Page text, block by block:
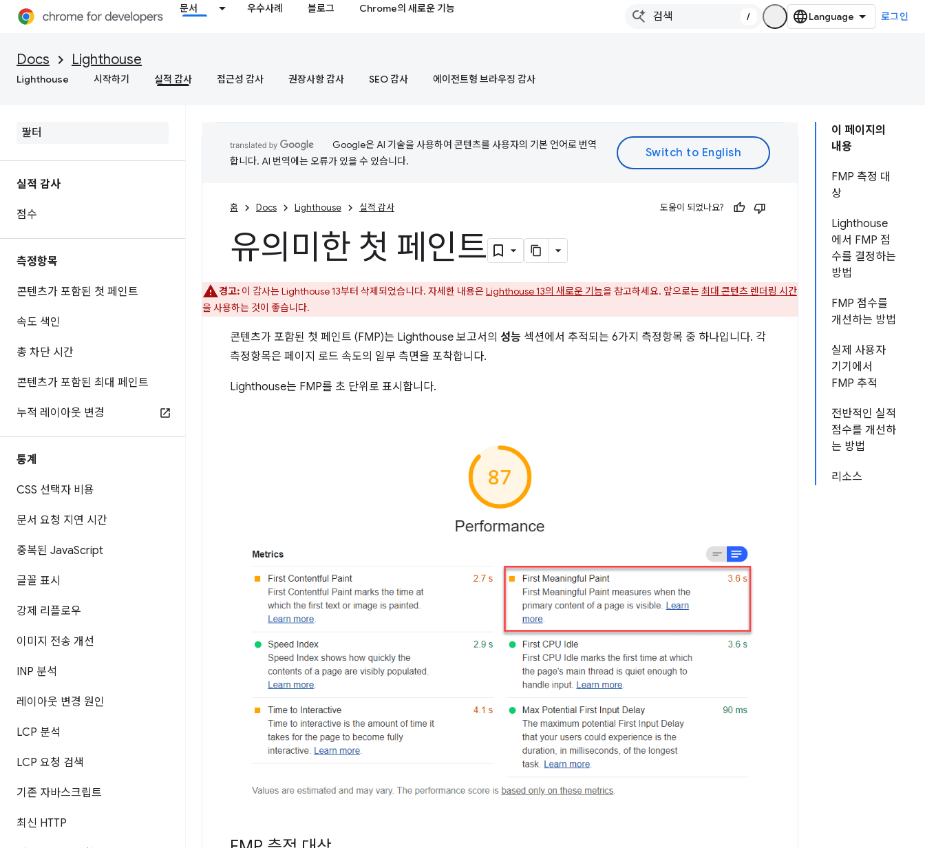
문서 우수사례 블로그 Chrome의 새로운 기능
/ 로그인
Docs Lighthouse
Lighthouse 시작하기 실적 감사 접근성 감사 권장사항 감사 SEO 감사 에이전트형 브라우징 감사
실적 감사
점수
측정항목
콘텐츠가 포함된 첫 페인트
속도 색인
총 차단 시간
콘텐츠가 포함된 최대 페인트
누적 레이아웃 변경
통계
CSS 선택자 비용
문서 요청 지연 시간
중복된 JavaScript
글꼴 표시
강제 리플로우
이미지 전송 개선
INP 분석
레이아웃 변경 원인
LCP 분석
LCP 요청 검색
기존 자바스크립트
최신 HTTP
이 페이지의
내용
FMP 측정 대
상
Lighthouse
에서 FMP 점
수를 결정하는
방법
FMP 점수를
개선하는 방법
실제 사용자
기기에서
FMP 추적
전반적인 실적
점수를 개선하
는 방법
리소스
Google은 AI 기술을 사용하여 콘텐츠를 사용자의 기본 언어로 번역
합니다. AI 번역에는 오류가 있을 수 있습니다.
홈 Docs Lighthouse 실적 감사 도움이 되었나요?
유의미한 첫 페인트
경고: 이 감사는 Lighthouse 13부터 삭제되었습니다. 자세한 내용은Lighthouse 13의 새로운 기능을 참고하세요. 앞으로는최대 콘텐츠 렌더링 시간
을 사용하는 것이 좋습니다.
콘텐츠가 포함된 첫 페인트 (FMP)는 Lighthouse 보고서의 성능 섹션에서 추적되는 6가지 측정항목 중 하나입니다. 각
측정항목은 페이지 로드 속도의 일부 측면을 포착합니다.
Lighthouse는 FMP를 초 단위로 표시합니다.